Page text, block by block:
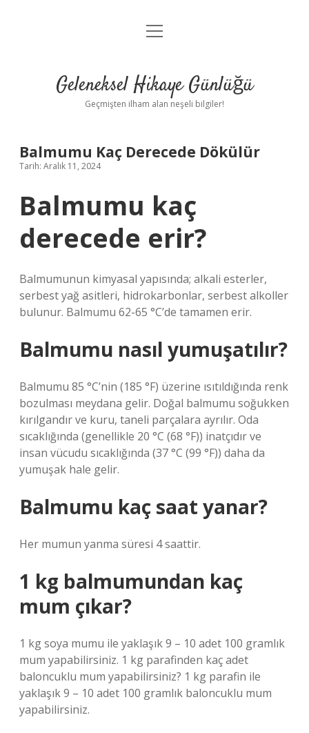
Anasayfa
Yasal Uyarı
menüyü
Geleneksel Hikaye Günlüğü
Geçmişten ilham alan neşeli bilgiler!
Balmumu Kaç Derecede Dökülür
Tarih: Aralık 11, 2024
Balmumu kaç
derecede erir?
Balmumunun kimyasal yapısında; alkali esterler,
serbest yağ asitleri, hidrokarbonlar, serbest alkoller
bulunur. Balmumu 62-65 °C’de tamamen erir.
Balmumu nasıl yumuşatılır?
Balmumu 85 °C’nin (185 °F) üzerine ısıtıldığında renk
bozulması meydana gelir. Doğal balmumu soğukken
kırılgandır ve kuru, taneli parçalara ayrılır. Oda
sıcaklığında (genellikle 20 °C (68 °F)) inatçıdır ve
insan vücudu sıcaklığında (37 °C (99 °F)) daha da
yumuşak hale gelir.
Balmumu kaç saat yanar?
Her mumun yanma süresi 4 saattir.
1 kg balmumundan kaç
mum çıkar?
1 kg soya mumu ile yaklaşık 9 – 10 adet 100 gramlık
mum yapabilirsiniz. 1 kg parafinden kaç adet
baloncuklu mum yapabilirsiniz? 1 kg parafin ile
yaklaşık 9 – 10 adet 100 gramlık baloncuklu mum
yapabilirsiniz.